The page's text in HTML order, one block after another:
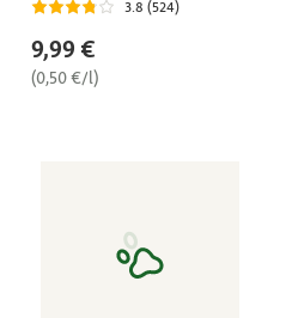
3.8 (524)
9,99 €
(0,50 €/l)